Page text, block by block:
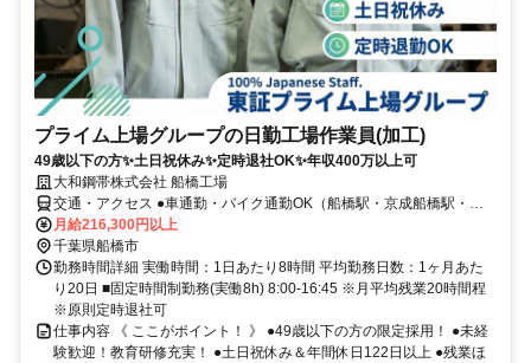
プライム上場グループの日勤工場作業員(加工)
49歳以下の方✨土日祝休み✨定時退社OK✨年収400万以上可
大和鋼帯株式会社 船橋工場
交通・アクセス ●車通勤・バイク通勤OK（船橋駅・京成船橋駅・西
船橋駅・南船橋駅などから車10分以内） ●JR/京成/東武線「船橋駅」
よりバスで10分
月給216,300円以上
千葉県船橋市
勤務時間詳細 実働時間：1日あたり8時間 平均勤務日数：1ヶ月あた
り20日 ■固定時間制勤務(実働8h) 8:00-16:45 ※月平均残業20時間程
※原則定時退社可
仕事内容 《 ここがポイント！ 》 ●49歳以下の方の限定採用！ ●未経
験歓迎！教育研修充実！ ●土日祝休み＆年間休日122日以上 ●残業ほ